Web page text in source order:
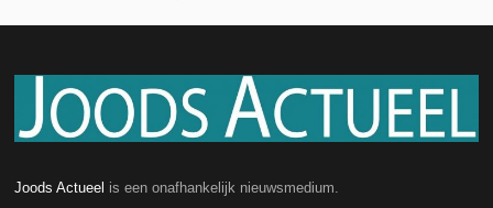
Joods Actueel is een onafhankelijk nieuwsmedium.